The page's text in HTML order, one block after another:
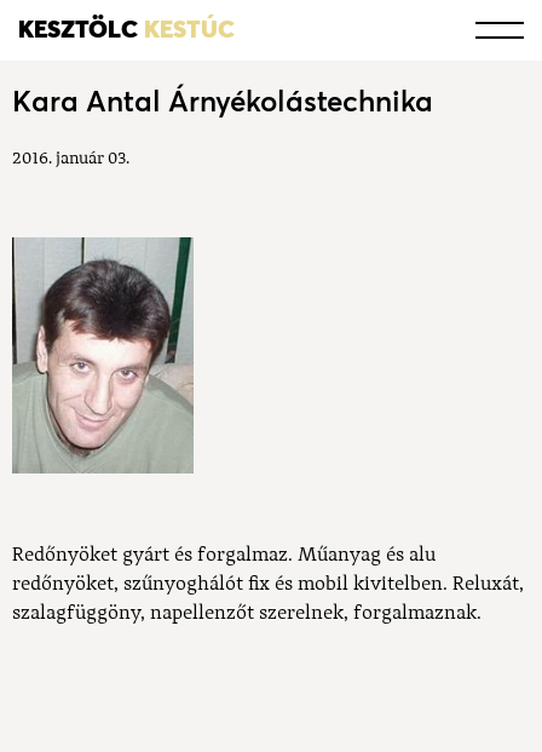
KESZTÖLC KESTÚC
Kara Antal Árnyékolástechnika
2016. január 03.
Redőnyöket gyárt és forgalmaz. Műanyag és alu
redőnyöket, szűnyoghálót fix és mobil kivitelben. Reluxát,
szalagfüggöny, napellenzőt szerelnek, forgalmaznak.